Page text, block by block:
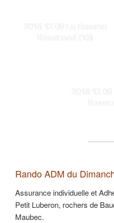
2018 12 09 La Baume
Roustand (10)
2018 12
Rando ADM du
Assurance individuelle et
Petit Luberon, rochers de
Maubec.